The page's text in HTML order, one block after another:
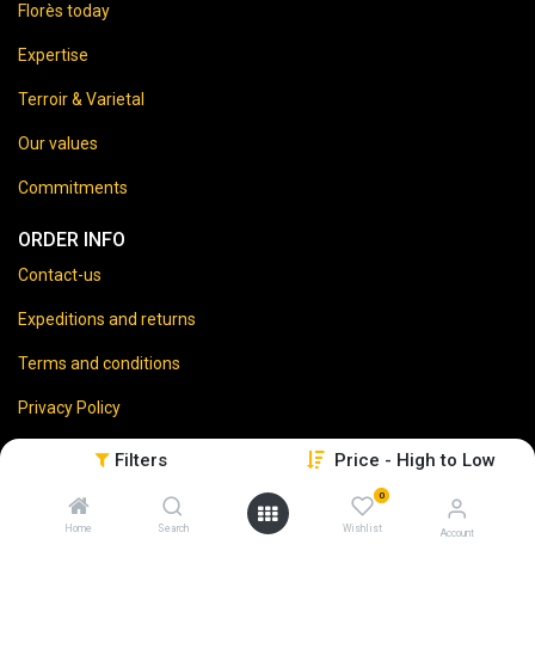
Filters Price - High to Low
Home Search
0
Wishlist Account
Florès today
Expertise
Terroir & Varietal
Our values
Commitments
ORDER INFO
Contact-us
Expeditions and returns
Terms and conditions
Privacy Policy
Legal disclaimer